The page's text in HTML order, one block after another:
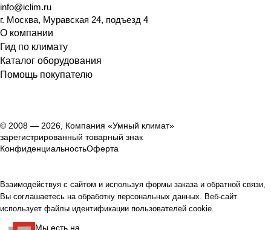
info@iclim.ru
г. Москва, Муравская 24, подъезд 4
О компании
Гид по климату
Каталог оборудования
Помощь покупателю
© 2008 — 2026, Компания «Умный климат»
зарегистрированный товарный знак
КонфиденциальностьОферта
Взаимодействуя с сайтом и используя формы заказа и обратной связи,
Вы соглашаетесь на обработку персональных данных. Веб-сайт
использует файлы идентификации пользователей cookie.
Мы есть на